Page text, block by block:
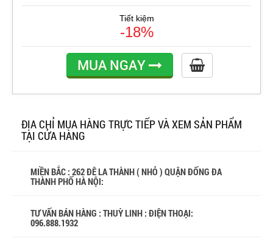
Tiết kiệm
-18%
MUA NGAY
ĐỊA CHỈ MUA HÀNG TRỰC TIẾP VÀ XEM SẢN PHẨM
TẠI CỬA HÀNG
MIỀN BẮC : 262 ĐÊ LA THÀNH ( NHỎ ) QUẬN ĐỐNG ĐA
THÀNH PHỐ HÀ NỘI:
TƯ VẤN BÁN HÀNG : THUỲ LINH : ĐIỆN THOẠI:
096.888.1932